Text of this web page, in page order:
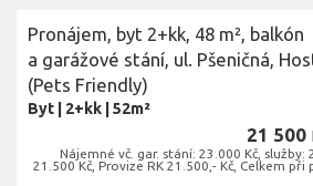
Pronájem, byt 2+kk, 48 m², balkón
a garážové stání, ul. Pšeničná,
(Pets Friendly)
Byt 2+kk 52m²
21 500
Nájemné vč. gar. stání: 23.000 Kč, služby:
21.500 Kč, Provize RK 21.500,- Kč, Celkem při